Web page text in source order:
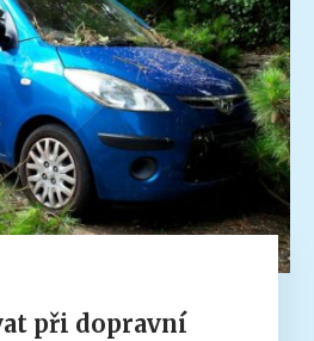
při dopravní